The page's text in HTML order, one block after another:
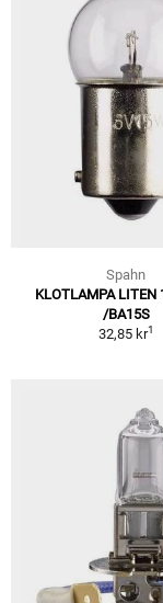
Spahn
KLOTLAMPA LITEN
/BA15S
32,85 kr1